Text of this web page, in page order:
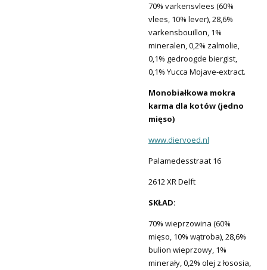
70% varkensvlees (60%
vlees, 10% lever), 28,6%
varkensbouillon, 1%
mineralen, 0,2% zalmolie,
0,1% gedroogde biergist,
0,1% Yucca Mojave-extract.
Monobiałkowa mokra
karma dla kotów (jedno
mięso)
www.diervoed.nl
Palamedesstraat 16
2612 XR Delft
SKŁAD:
70% wieprzowina (60%
mięso, 10% wątroba), 28,6%
bulion wieprzowy, 1%
minerały, 0,2% olej z łososia,